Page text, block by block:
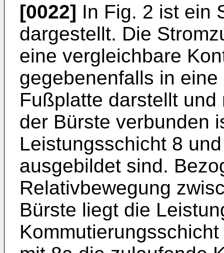
[0022] In Fig. 2 ist ein
dargestellt. Die
eine vergleichbare
gegebenenfalls in
Fußplatte darstellt
der Bürste verbunden
Leistungsschicht 8
ausgebildet sind.
Relativbewegung
Bürste liegt die